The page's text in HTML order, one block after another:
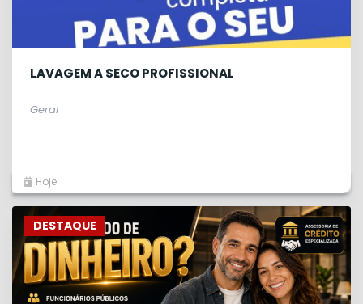
LAVAGEM A SECO PROFISSIONAL
Geral
Hoje
DESTAQUE